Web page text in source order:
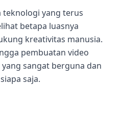
teknologi yang terus
betapa luasnya
kreativitas manusia.
pembuatan video
sangat berguna dan
saja.